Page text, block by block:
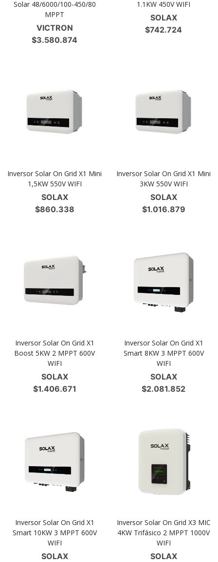
Solar 48/6000/100-450/80
MPPT
VICTRON
$3.580.874
1.1KW 450V WIFI
SOLAX
$742.724
Inversor Solar On Grid X1 Mini
1,5KW 550V WIFI
SOLAX
$860.338
Inversor Solar On Grid X1 Mini
3KW 550V WIFI
SOLAX
$1.016.879
Inversor Solar On Grid X1
Boost 5KW 2 MPPT 600V
WIFI
SOLAX
$1.406.671
Inversor Solar On Grid X1
Smart 8KW 3 MPPT 600V
WIFI
SOLAX
$2.081.852
Inversor Solar On Grid X1
Smart 10KW 3 MPPT 600V
WIFI
SOLAX
Inversor Solar On Grid X3 MIC
4KW Trifásico 2 MPPT 1000V
WIFI
SOLAX